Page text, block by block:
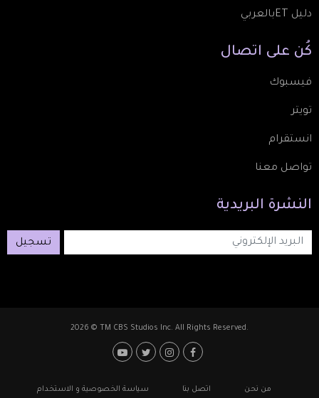
دليل ETبالعربي
كُن على اتصال
فيسبوك
تويتر
انستقرام
تواصل معنا
النشرة البريدية
تسجيل
2026 © TM CBS Studios Inc. All Rights Reserved.
Footer: Social Media
Footerمن نحن اتصل بنا سياسة الخصوصية و الاستخدام